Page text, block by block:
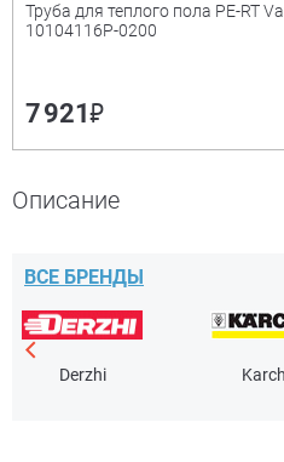
механическая
фиксация
Труба для теплого пола PE-RT
10104116Р-0200
7 921₽
Описание
ВСЕ БРЕНДЫ
Derzhi